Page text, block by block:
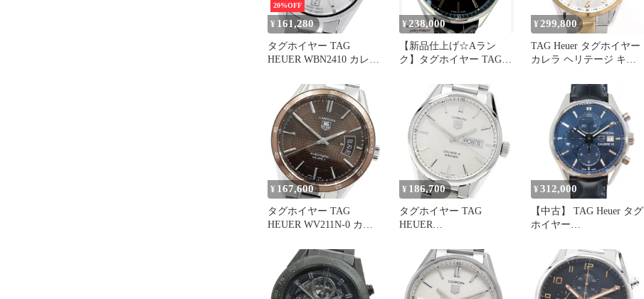
20%OFF
¥ 161,280
タグホイヤー TAG
HEUER WBN2410 カレラ
ル文字盤 自動巻き レデ
ィース _897481
¥238,000
【新品仕上げ☆Aラン
ク】タグホイヤー TAG
バー5 WAR201C メンズ腕
時計 中古 自動巻き ブラ
ック文字盤
¥ 299,800
TAG Heuer タグホイヤー
カレラ ヘリテージ キャ
BD0733 デイト 100m防水
裏スケ シルバー YG イエ
ローゴールド SS ステン
レス コンビ メンズ 自動
巻き【6ヶ月保証】【腕
時計】【中古】
¥ 167,600
タグホイヤー TAG
HEUER WV211N-0 カレ
動巻き メンズ 保証書付
き_960289
¥ 186,700
タグホイヤー TAG
HEUER
キャリバー5 デイデイト
自動巻き メンズ _956097
¥ 312,000
【中古】 TAG Heuer タグ
ホイヤー
キャリバー16 自動巻き
クロノグラフ ブルー メ
ンズ 腕時計 41mm 防水
100m 人気モデル